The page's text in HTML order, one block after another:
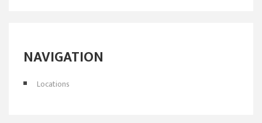
NAVIGATION
Locations